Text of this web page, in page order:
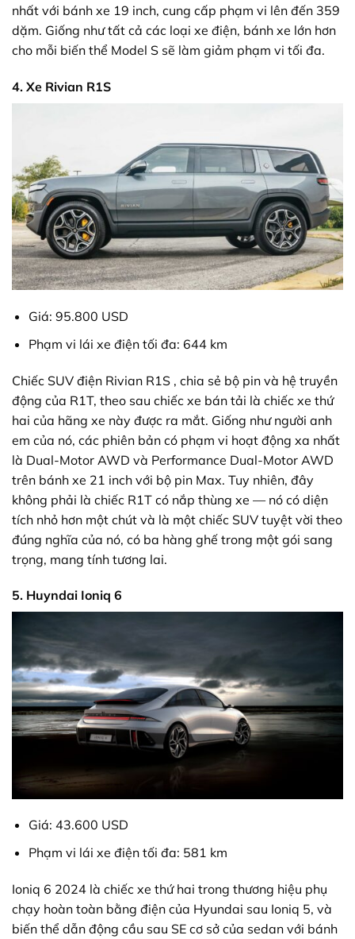
nhất với bánh xe 19 inch, cung cấp phạm vi lên đến 359
dặm. Giống như tất cả các loại xe điện, bánh xe lớn hơn
cho mỗi biến thể Model S sẽ làm giảm phạm vi tối đa.
4. Xe Rivian R1S
Giá: 95.800 USD
Phạm vi lái xe điện tối đa: 644 km
Chiếc SUV điện Rivian R1S , chia sẻ bộ pin và hệ truyền
động của R1T, theo sau chiếc xe bán tải là chiếc xe thứ
hai của hãng xe này được ra mắt. Giống như người anh
em của nó, các phiên bản có phạm vi hoạt động xa nhất
là Dual-Motor AWD và Performance Dual-Motor AWD
trên bánh xe 21 inch với bộ pin Max. Tuy nhiên, đây
không phải là chiếc R1T có nắp thùng xe — nó có diện
tích nhỏ hơn một chút và là một chiếc SUV tuyệt vời theo
đúng nghĩa của nó, có ba hàng ghế trong một gói sang
trọng, mang tính tương lai.
5. Huyndai Ioniq 6
Giá: 43.600 USD
Phạm vi lái xe điện tối đa: 581 km
Ioniq 6 2024 là chiếc xe thứ hai trong thương hiệu phụ
chạy hoàn toàn bằng điện của Hyundai sau Ioniq 5, và
biến thể dẫn động cầu sau SE cơ sở của sedan với bánh